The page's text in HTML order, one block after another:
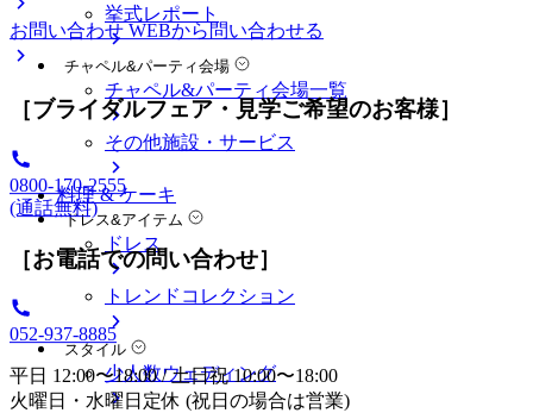
挙式レポート
チャペル&パーティ会場
チャペル&パーティ会場一覧
その他施設・サービス
料理 & ケーキ
ドレス&アイテム
ドレス
トレンドコレクション
スタイル
少人数ウェディング
お問い合わせ WEBから問い合わせる
［ブライダルフェア・見学ご希望のお客様］
0800-170-2555
(通話無料)
［お電話での問い合わせ］
052-937-8885
平日 12:00〜18:00 / 土日祝 10:00〜18:00
火曜日・水曜日定休 (祝日の場合は営業)